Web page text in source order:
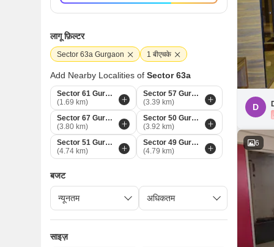
D
6
लागू फ़िल्टर
Sector 63a Gurgaon 1 बीएचके
Add Nearby Localities of Sector 63a
Sector 61 Gurgaon
(1.69 km)
Sector 57 Gurgaon
(3.39 km)
Sector 67 Gurgaon
(3.80 km)
Sector 50 Gurgaon
(3.92 km)
Sector 51 Gurgaon
(4.74 km)
Sector 49 Gurgaon
(4.79 km)
बजट
साइज़